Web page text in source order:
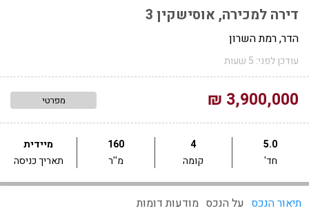
דירה למכירה, אוסישקין 3
הדר, רמת השרון
עודכן לפני: 5 שעות
3,900,000 ₪ מפרטי
5.0
חד'
4
קומה
160
מ''ר
מיידית
תאריך כניסה
תיאור הנכס על הנכס מודעות דומות